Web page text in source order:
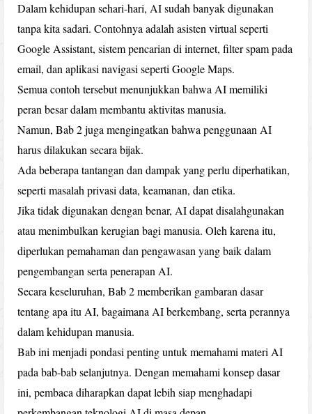
Dalam kehidupan sehari-hari, AI sudah banyak digunakan
tanpa kita sadari. Contohnya adalah asisten virtual seperti
Google Assistant, sistem pencarian di internet, filter spam pada
email, dan aplikasi navigasi seperti Google Maps.
Semua contoh tersebut menunjukkan bahwa AI memiliki
peran besar dalam membantu aktivitas manusia.
Namun, Bab 2 juga mengingatkan bahwa penggunaan AI
harus dilakukan secara bijak.
Ada beberapa tantangan dan dampak yang perlu diperhatikan,
seperti masalah privasi data, keamanan, dan etika.
Jika tidak digunakan dengan benar, AI dapat disalahgunakan
atau menimbulkan kerugian bagi manusia. Oleh karena itu,
diperlukan pemahaman dan pengawasan yang baik dalam
pengembangan serta penerapan AI.
Secara keseluruhan, Bab 2 memberikan gambaran dasar
tentang apa itu AI, bagaimana AI berkembang, serta perannya
dalam kehidupan manusia.
Bab ini menjadi pondasi penting untuk memahami materi AI
pada bab-bab selanjutnya. Dengan memahami konsep dasar
ini, pembaca diharapkan dapat lebih siap menghadapi